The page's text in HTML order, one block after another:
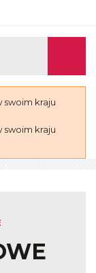
swoim kraju
swoim kraju